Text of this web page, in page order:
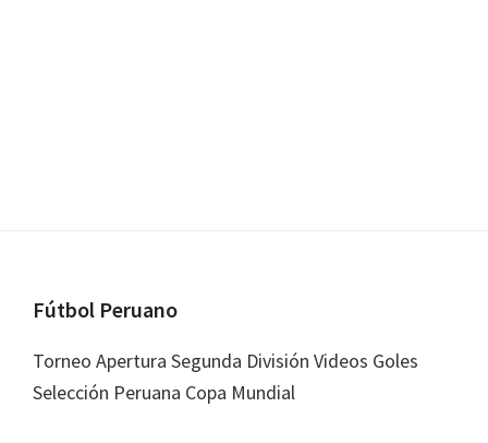
Footer
Fútbol Peruano
Torneo Apertura Segunda División Videos Goles
Selección Peruana Copa Mundial